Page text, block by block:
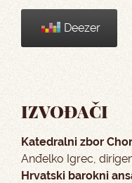
Deezer
IZVOĐAČI
Katedralni zbor
Anđelko Igrec,
Hrvatski barokni